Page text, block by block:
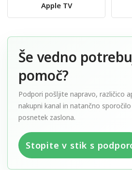
Apple TV
Še vedno
pomoč?
Podpori pošljite napravo, različico
nakupni kanal in natančno
posnetek zaslona.
Stopite v stik s